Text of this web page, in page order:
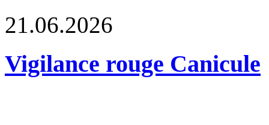
21.06.2026
Vigilance rouge Canicule